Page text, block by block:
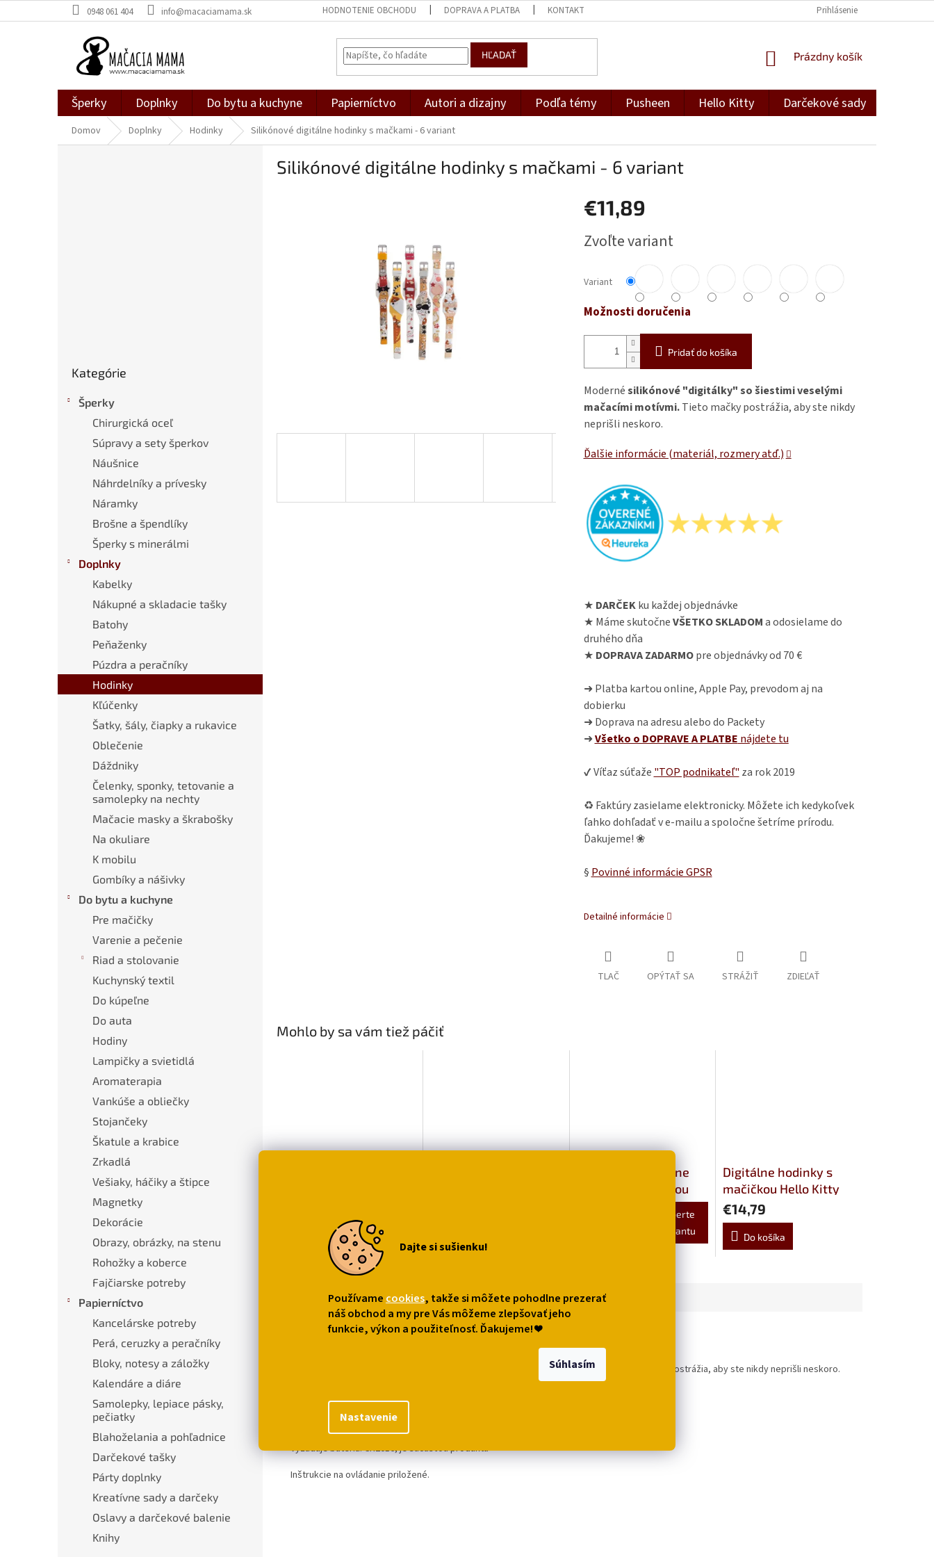
Dajte si sušienku!
Používame cookies, takže si môžete pohodlne prezerať
náš obchod a my pre Vás môžeme zlepšovať jeho
funkcie, výkon a použiteľnosť. Ďakujeme!❤
Nastavenie
Súhlasím
na
0948 061 404 info@macaciamama.sk HODNOTENIE OBCHODU DOPRAVA A PLATBA KONTAKT Prihlásenie
HĽADAŤ
NÁKUPNÝ
Prázdny košík
Šperky Doplnky Do bytu a kuchyne Papierníctvo Autori a dizajny Podľa témy Pusheen Hello Kitty Darčekové sady
Domov Doplnky Hodinky Silikónové digitálne hodinky s mačkami - 6 variant
kategórie
Kategórie
Šperky
Chirurgická oceľ
Súpravy a sety šperkov
Náušnice
Náhrdelníky a prívesky
Náramky
Brošne a špendlíky
Šperky s minerálmi
Doplnky
Kabelky
Nákupné a skladacie tašky
Batohy
Peňaženky
Púzdra a peračníky
Hodinky
Kľúčenky
Šatky, šály, čiapky a rukavice
Oblečenie
Dáždniky
Čelenky, sponky, tetovanie a
samolepky na nechty
Mačacie masky a škrabošky
Na okuliare
K mobilu
Gombíky a nášivky
Do bytu a kuchyne
Pre mačičky
Varenie a pečenie
Riad a stolovanie
Kuchynský textil
Do kúpeľne
Do auta
Hodiny
Lampičky a svietidlá
Aromaterapia
Vankúše a obliečky
Stojančeky
Škatule a krabice
Zrkadlá
Vešiaky, háčiky a štipce
Magnetky
Dekorácie
Obrazy, obrázky, na stenu
Rohožky a koberce
Fajčiarske potreby
Papierníctvo
Kancelárske potreby
Perá, ceruzky a peračníky
Bloky, notesy a záložky
Kalendáre a diáre
Samolepky, lepiace pásky,
pečiatky
Blahoželania a pohľadnice
Darčekové tašky
Párty doplnky
Kreatívne sady a darčeky
Oslavy a darčekové balenie
Knihy
Silikónové digitálne hodinky s mačkami - 6 variant
€11,89
cena:
Zvoľte variant
Variant
Možnosti doručenia
Pridať do košíka
Modernésilikónové "digitálky" so šiestimi veselými
mačacími motívmi.Tieto mačky postrážia, aby ste nikdy
neprišli neskoro.
Ďalšie informácie (materiál, rozmery atď.)
★ DARČEKku každej objednávke
★ Máme skutočneVŠETKO SKLADOMa odosielame do
druhého dňa
★ DOPRAVA ZADARMOpre objednávky od 70 €
➜ Platba kartou online, Apple Pay, prevodom aj na
dobierku
➜ Doprava na adresu alebo do Packety
➜Všetko o DOPRAVE A PLATBE nájdete tu
✔ Víťaz súťaže "TOP podnikateľ" za rok 2019
♻ Faktúry zasielame elektronicky. Môžete ich kedykoľvek
ľahko dohľadať v e-mailu a spoločne šetríme prírodu.
Ďakujeme! ❀
§ Povinné informácie GPSR
Detailné informácie
TLAČ OPÝTAŤ SA STRÁŽIŤ ZDIEĽAŤ
Mohlo by sa vám tiež páčiť
variantu
Silikónové digitálne
hodinky s mačičkou
Pusheen - 4 varianty
Vyberte
variantu
Digitálne hodinky s
mačičkou Hello Kitty
€14,79
Do košíka
Podobné (8) Diskusia
silikónové "digitálky" so šiestimi veselými mačacími motívmi.
Tieto mačky postrážia, aby ste nikdy neprišli neskoro.
3 cm x 0,5 cm, dĺžka 22,5 cm
Vyžaduje batéria: CR2016, je súčasťou produktu
Inštrukcie na ovládanie priložené.